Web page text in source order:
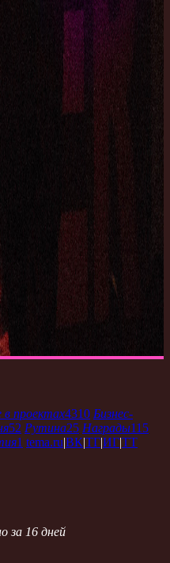
проектах4310 Бизнес-
52 Рутина25 Награды115
1 tema.ru|ВК|ТГ|ИГ|ТТ
за 16 дней